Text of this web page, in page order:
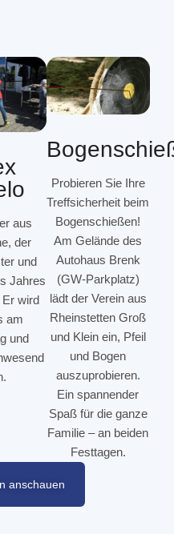
aus
der
und
Jahres
Er wird
am
und
Probieren Sie Ihre
Treffsicherheit beim
Bogenschießen!
Am Gelände des
Autohaus Brenk
(GW-Parkplatz)
lädt der Verein aus
Rheinstetten Groß
und Klein ein, Pfeil
und Bogen
auszuprobieren.
Ein spannender
Spaß für die ganze
Familie – an beiden
Festtagen.
anschauen